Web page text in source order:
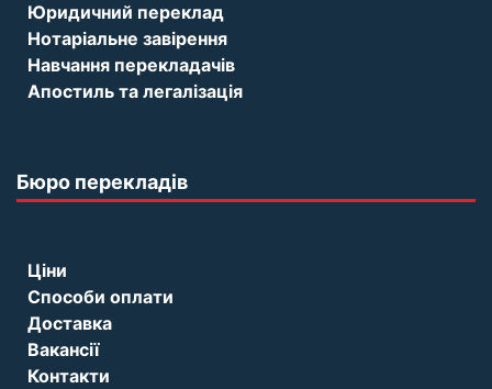
Юридичний переклад
Нотаріальне завірення
Навчання перекладачів
Апостиль та легалізація
Бюро перекладів
Ціни
Способи оплати
Доставка
Вакансії
Контакти